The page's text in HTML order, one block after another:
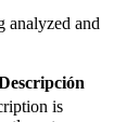
analyzed and
is